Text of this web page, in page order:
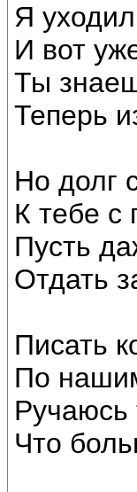
Я
И вот
Ты
Теперь
Но долг
К тебе с
Пусть
Отдать
Писать
По
Ручаюсь
Что